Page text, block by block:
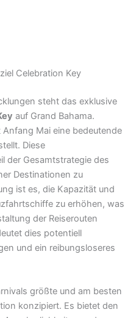
Celebration Key
steht das exklusive
auf Grand Bahama.
Mai eine bedeutende
Diese
der Gesamtstrategie des
Destinationen zu
ist es, die Kapazität und
zu erhöhen, was
der Reiserouten
dies potentiell
und ein reibungsloseres
größte und am besten
konzipiert. Es bietet den